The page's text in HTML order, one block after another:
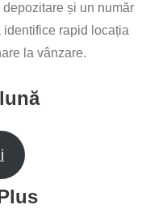
și un număr
identifice rapid locația
la vânzare.